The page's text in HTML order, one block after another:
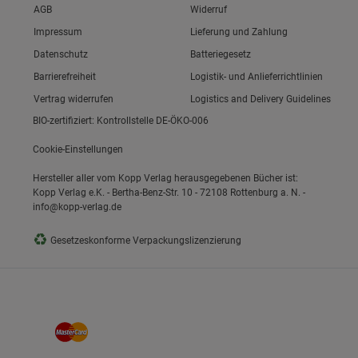
Link zum/zur
AGB
Link zum/zur
Impressum
Link zum/zur
Datenschutz
Link zum/zur
Barrierefreiheit
Vertrag widerrufen
Widerruf
Lieferung und Zahlung
Batteriegesetz
Logistik- und Anlieferrichtlinien
Logistics and Delivery Guidelines
BIO-zertifiziert: Kontrollstelle DE-ÖKO-006
Cookie-Einstellungen
Hersteller aller vom Kopp Verlag herausgegebenen Bücher ist:
Kopp Verlag e.K. - Bertha-Benz-Str. 10 - 72108 Rottenburg a. N. -
info@kopp-verlag.de
♻ Gesetzeskonforme Verpackungslizenzierung
Gruppe